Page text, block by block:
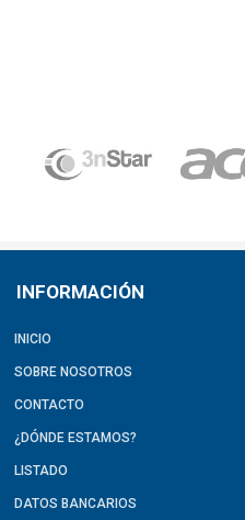
INFORMACIÓN
INICIO
SOBRE NOSOTROS
CONTACTO
¿DÓNDE ESTAMOS?
LISTADO
DATOS BANCARIOS